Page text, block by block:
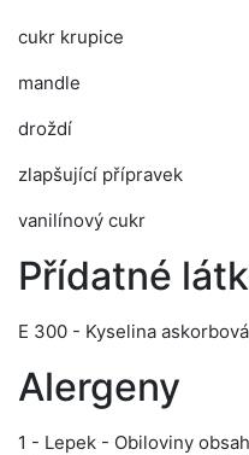
cukr krupice
mandle
droždí
zlapšující přípravek
vanilínový cukr
Přídatné
E 300 - Kyselina askorbová
Alergeny
1 - Lepek - Obiloviny